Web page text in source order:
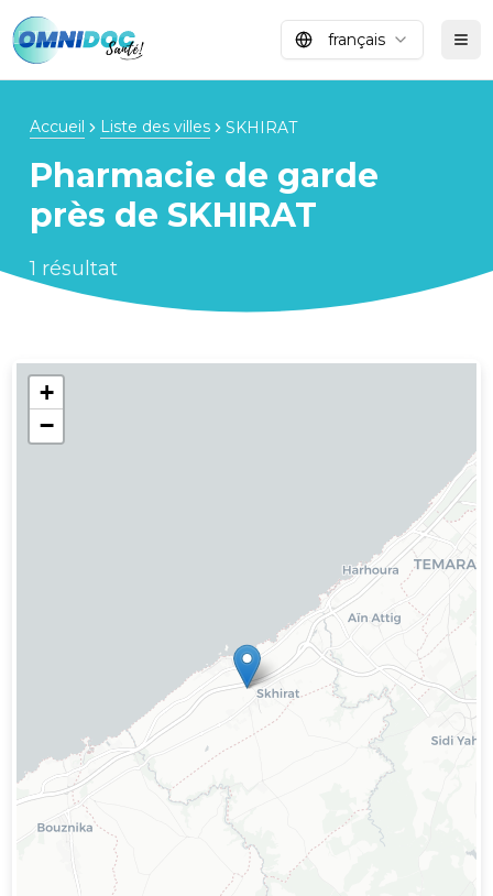
français
Accueil Liste des villes SKHIRAT
Pharmacie de garde
près deSKHIRAT
1 résultat
+
−